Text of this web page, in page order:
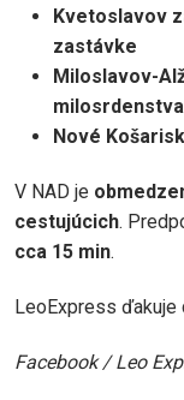
Kvetoslavov
zastávke
Miloslavov-
milosrdenstva
Nové
V NAD je
cestujúcich.
cca 15 min.
LeoExpress
Facebook / Leo